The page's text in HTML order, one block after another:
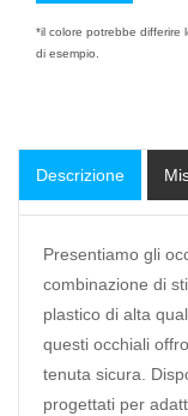
*il colore potrebbe differire
di esempio.
Descrizione
Presentiamo gli
combinazione di
plastico di alta
questi occhiali
tenuta sicura.
progettati per